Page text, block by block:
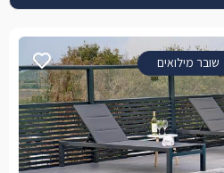
שובר מילואים